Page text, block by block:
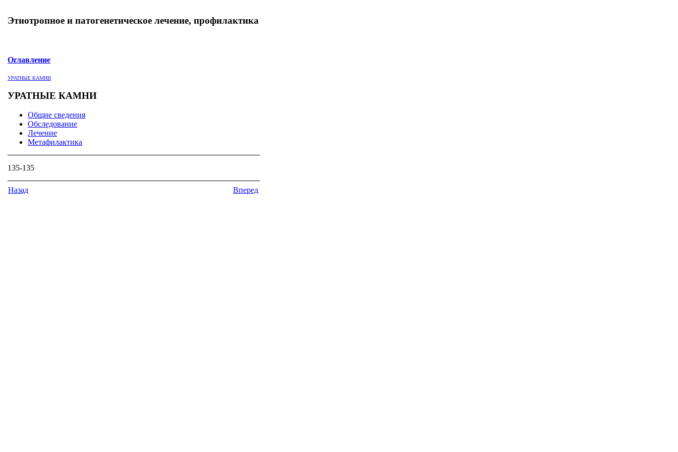
Этиотропное и патогенетическое лечение, профилактика
Оглавление
УРАТНЫЕ КАМНИ
УРАТНЫЕ КАМНИ
Общие сведения
Обследование
Лечение
Метафилактика
135-135
Назад Вперед